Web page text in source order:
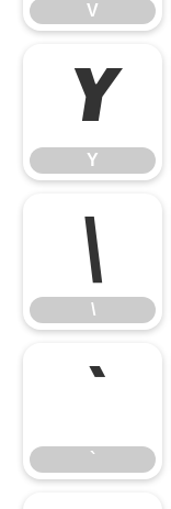
V
Y
Y
\
\
`
`